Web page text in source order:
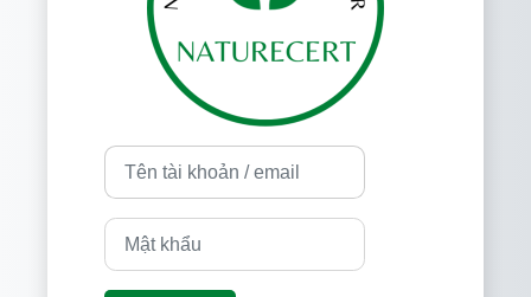
Tên tài khoản / email
Mật khẩu